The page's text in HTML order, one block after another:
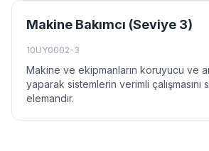
Makine Bakımcı (Seviye 3)
10UY0002-3
Makine ve ekipmanların koruyucu ve
yaparak sistemlerin verimli çalışmasını
elemandır.